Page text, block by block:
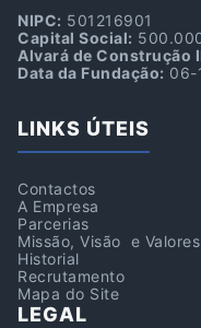
NIPC: 501216901
Capital Social:
Alvará de Construção
Data da Fundação: 06-
LINKS ÚTEIS
Contactos
A Empresa
Parcerias
Missão, Visão e Valores
Historial
Recrutamento
Mapa do Site
LEGAL